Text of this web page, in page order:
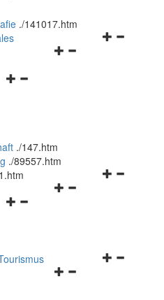
und
schließen
./141017.htm
Navigationsmenü
Navigationsmenü
./147.htm
./89557.htm
Navigationsmenü
Navigationsmenü
Navigationsmenü